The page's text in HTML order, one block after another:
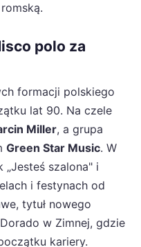
polo za
formacji polskiego
lat 90. Na czele
Miller, a grupa
Green Star Music. W
szalona" i
i festynach od
tytuł nowego
w Zimnej, gdzie
kariery.